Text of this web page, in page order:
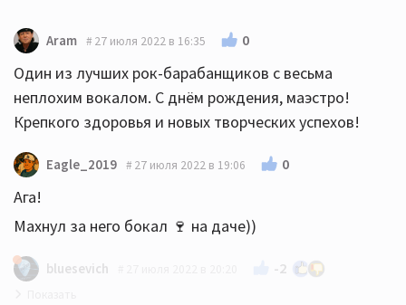
Aram 27 июля 2022 в 16:35 0
Один из лучших рок-барабанщиков с весьма
неплохим вокалом. С днём рождения, маэстро!
Крепкого здоровья и новых творческих успехов!
Eagle_2019 27 июля 2022 в 19:06 0
Ага!
Махнул за него бокал 🍷 на даче))
bluesevich -2